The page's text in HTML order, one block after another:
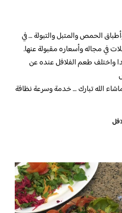
الحمص والمتبل والتبولة … في
في مجاله وأسعاره مقبولة عنها.
واختلف طعم الفلافل عنده عن
الله تبارك … خدمة وسرعة نظافة